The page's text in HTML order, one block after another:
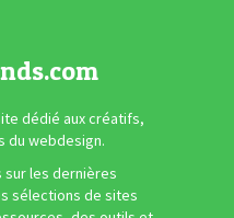
dédié aux créatifs,
du webdesign.
les dernières
sélections de sites